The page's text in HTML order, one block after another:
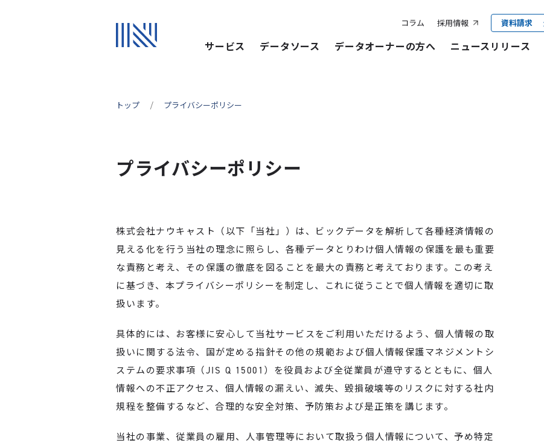
コラム 採用情報 資料請求
サービス データソース データオーナーの方へ ニュースリリース
トップ プライバシーポリシー
プライバシーポリシー
株式会社ナウキャスト（以下「当社」）は、ビックデータを解析して各種経済情報の
見える化を行う当社の理念に照らし、各種データとりわけ個人情報の保護を最も重要
な責務と考え、その保護の徹底を図ることを最大の責務と考えております。この考え
に基づき、本プライバシーポリシーを制定し、これに従うことで個人情報を適切に取
扱います。
具体的には、お客様に安心して当社サービスをご利用いただけるよう、個人情報の取
扱いに関する法令、国が定める指針その他の規範および個人情報保護マネジメントシ
ステムの要求事項（JIS Q 15001）を役員および全従業員が遵守するとともに、個人
情報への不正アクセス、個人情報の漏えい、滅失、毀損破壊等のリスクに対する社内
規程を整備するなど、合理的な安全対策、予防策および是正策を講じます。
当社の事業、従業員の雇用、人事管理等において取扱う個人情報について、予め特定